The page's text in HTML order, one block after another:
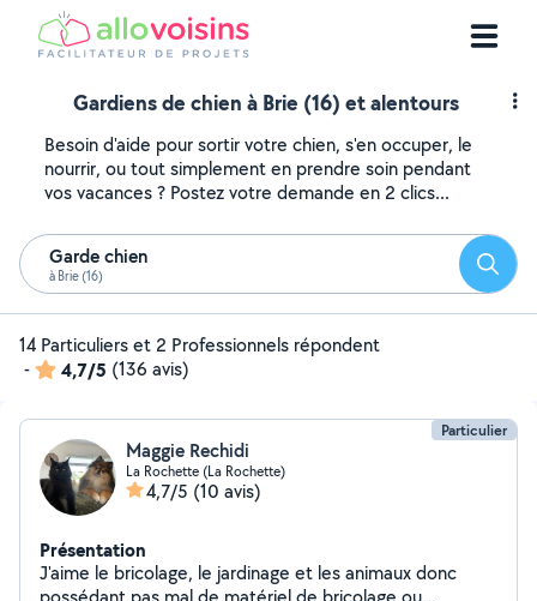
Gardiens de chien à Brie (16) et alentours
Besoin d'aide pour sortir votre chien, s'en occuper, le
nourrir, ou tout simplement en prendre soin pendant
vos vacances ? Postez votre demande en 2 clics...
Garde chien
à Brie (16)
14 Particuliers et 2 Professionnels répondent
-
4,7/5 (136 avis)
Particulier
Maggie Rechidi
La Rochette (La Rochette)
4,7/5 (10 avis)
Présentation
J'aime le bricolage, le jardinage et les animaux donc